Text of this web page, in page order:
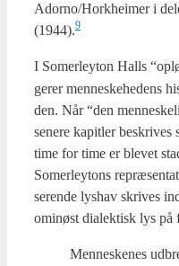
Adorno/Horkheimer i
(1944).9
I Somer­leyton Halls
ge­rer men­ne­ske­he­dens
den. Når “den
sene­re kapit­ler beskri­ves
time for time er ble­vet
Somer­leytons
se­ren­de lys­hav skri­ves
omi­nøst dia­lek­tisk lys på
Men­ne­ske­nes